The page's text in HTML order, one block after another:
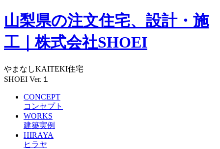
山梨県の注文住宅、設計・施
工｜株式会社SHOEI
やまなしKAITEKI住宅
SHOEI Ver.１
CONCEPT
コンセプト
WORKS
建築実例
HIRAYA
ヒラヤ